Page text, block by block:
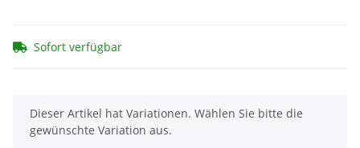
Sofort verfügbar
x
Dieser Artikel hat Variationen. Wählen Sie bitte die
gewünschte Variation aus.